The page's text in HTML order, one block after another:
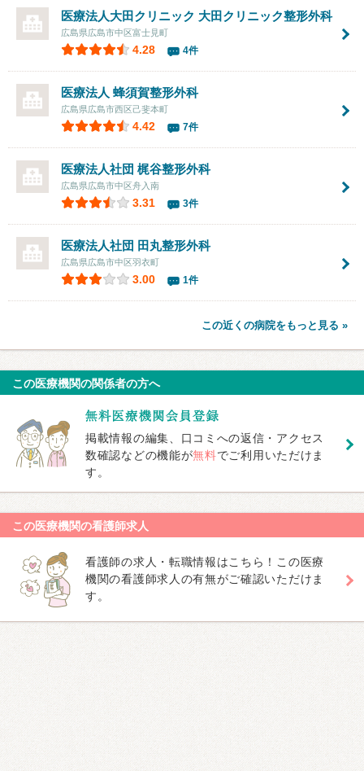
医療法人大田クリニック 大田クリニック整形外科
広島県広島市中区富士見町
4.28 4件
医療法人 蜂須賀整形外科
広島県広島市西区己斐本町
4.42 7件
医療法人社団 梶谷整形外科
広島県広島市中区舟入南
3.31 3件
医療法人社団 田丸整形外科
広島県広島市中区羽衣町
3.00 1件
この近くの病院をもっと見る »
この医療機関の関係者の方へ
掲載情報の編集、口コミへの返信・アクセス
数確認などの機能が無料でご利用いただけま
す。
この医療機関の看護師求人
看護師の求人・転職情報はこちら！この医療
機関の看護師求人の有無がご確認いただけま
す。